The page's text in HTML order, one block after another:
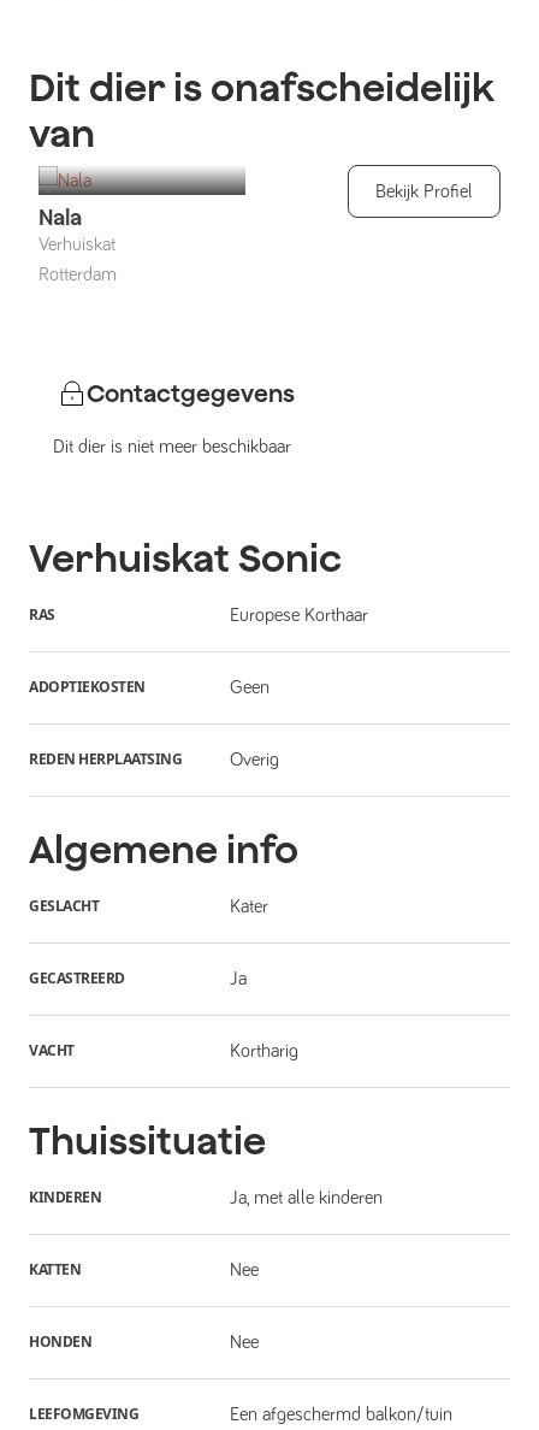
Dit dier is onafscheidelijk
van
Nala
Verhuiskat
Rotterdam
Bekijk Profiel
Contactgegevens
Dit dier is niet meer beschikbaar
Verhuiskat Sonic
RAS Europese Korthaar
ADOPTIEKOSTEN Geen
REDEN HERPLAATSING Overig
Algemene info
GESLACHT Kater
GECASTREERD Ja
VACHT Kortharig
Thuissituatie
KINDEREN Ja, met alle kinderen
KATTEN Nee
HONDEN Nee
LEEFOMGEVING Een afgeschermd balkon/tuin